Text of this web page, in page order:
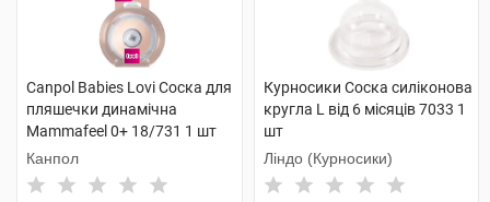
Canpol Babies Lovi Соска для
пляшечки динамічна
Mammafeel 0+ 18/731 1 шт
Канпол
Курносики Соска силіконова
кругла L від 6 місяців 7033 1
шт
Ліндо (Курносики)